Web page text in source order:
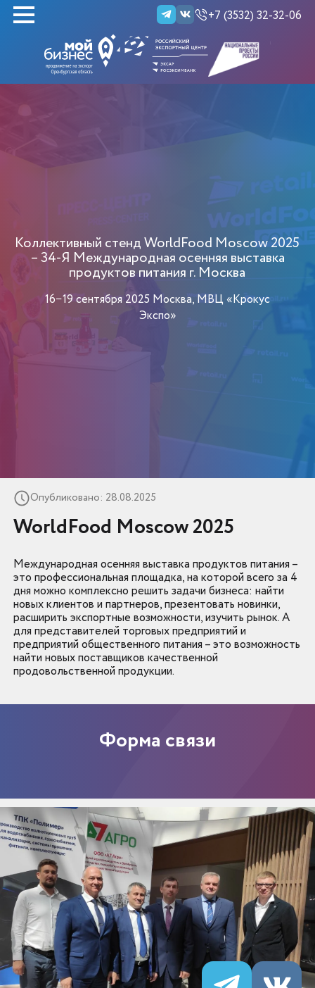
+7 (3532) 32-32-06
Коллективный стенд WorldFood Moscow 2025
– 34-Я Международная осенняя выставка
продуктов питания г. Москва
16−19 сентября 2025 Москва, МВЦ «Крокус
Экспо»
Опубликовано: 28.08.2025
WorldFood Moscow 2025
Международная осенняя выставка продуктов питания –
это профессиональная площадка, на которой всего за 4
дня можно комплексно решить задачи бизнеса: найти
новых клиентов и партнеров, презентовать новинки,
расширить экспортные возможности, изучить рынок. А
для представителей торговых предприятий и
предприятий общественного питания – это возможность
найти новых поставщиков качественной
продовольственной продукции.
Форма связи